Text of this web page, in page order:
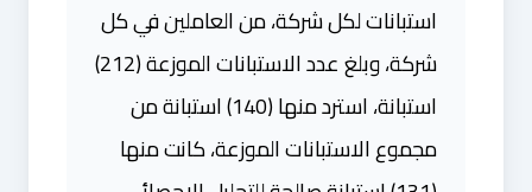
استبانات لكل شركة، من العاملين في كل
شركة، وبلغ عدد الاستبانات الموزعة (212)
استبانة، استرد منها (140) استبانة من
مجموع الاستبانات الموزعة، كانت منها